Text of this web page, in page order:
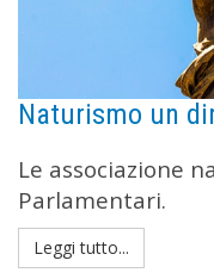
Naturismo un
Le associazione
Parlamentari.
Leggi tutto...